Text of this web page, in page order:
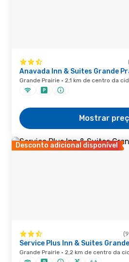
Anavada Inn & Suites Grande
Grande Prairie · 2,1 km de centro da
Mostrar
Desconto adicional disponível
Service Plus Inn & Suites
Grande Prairie · 2,2 km de centro da